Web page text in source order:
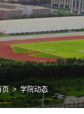
页 > 学院动态